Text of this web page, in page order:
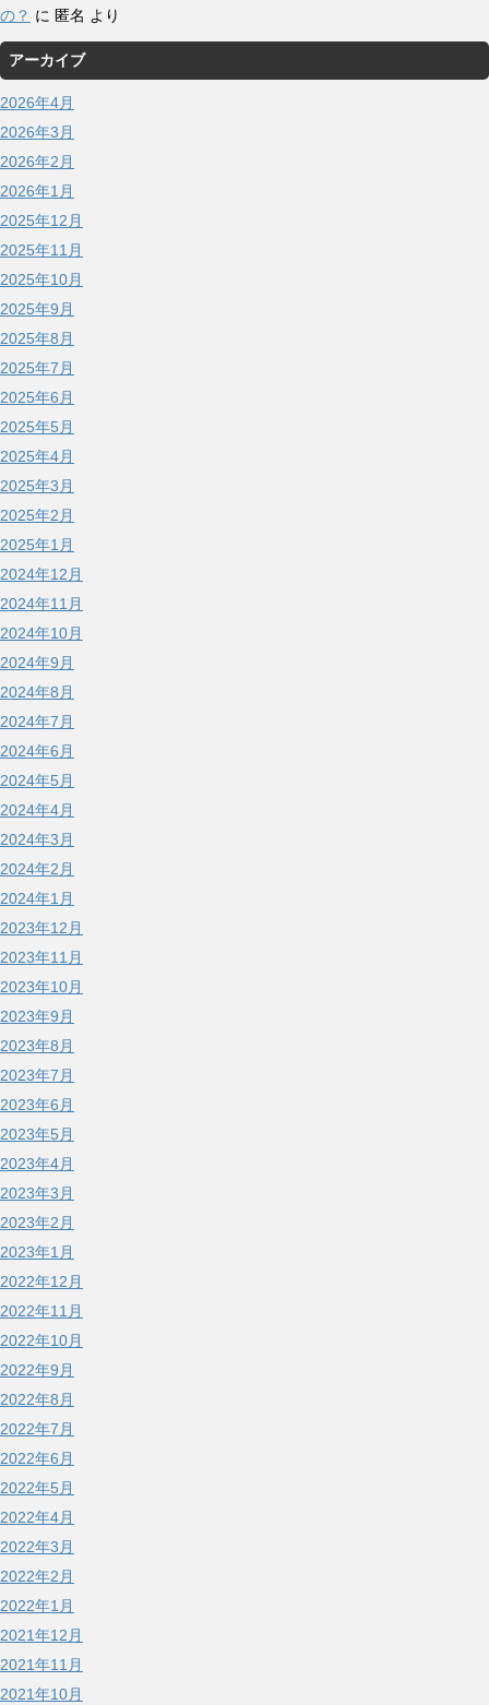
の？ に 匿名 より
アーカイブ
2026年4月
2026年3月
2026年2月
2026年1月
2025年12月
2025年11月
2025年10月
2025年9月
2025年8月
2025年7月
2025年6月
2025年5月
2025年4月
2025年3月
2025年2月
2025年1月
2024年12月
2024年11月
2024年10月
2024年9月
2024年8月
2024年7月
2024年6月
2024年5月
2024年4月
2024年3月
2024年2月
2024年1月
2023年12月
2023年11月
2023年10月
2023年9月
2023年8月
2023年7月
2023年6月
2023年5月
2023年4月
2023年3月
2023年2月
2023年1月
2022年12月
2022年11月
2022年10月
2022年9月
2022年8月
2022年7月
2022年6月
2022年5月
2022年4月
2022年3月
2022年2月
2022年1月
2021年12月
2021年11月
2021年10月